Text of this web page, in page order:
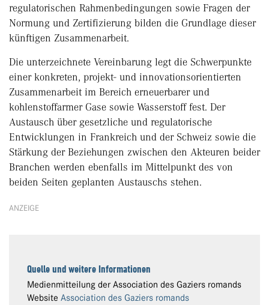
regulatorischen Rahmenbedingungen sowie Fragen der
Normung und Zertifizierung bilden die Grundlage dieser
künftigen Zusammenarbeit.
Die unterzeichnete Vereinbarung legt die Schwerpunkte
einer konkreten, projekt- und innovationsorientierten
Zusammenarbeit im Bereich erneuerbarer und
kohlenstoffarmer Gase sowie Wasserstoff fest. Der
Austausch über gesetzliche und regulatorische
Entwicklungen in Frankreich und der Schweiz sowie die
Stärkung der Beziehungen zwischen den Akteuren beider
Branchen werden ebenfalls im Mittelpunkt des von
beiden Seiten geplanten Austauschs stehen.
ANZEIGE
Quelle und weitere Informationen
Medienmitteilung der Association des Gaziers romands
Website Association des Gaziers romands